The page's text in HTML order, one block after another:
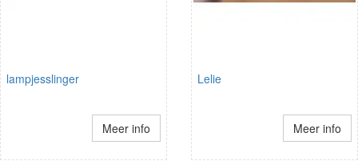
lampjesslinger
Meer info
Lelie
Meer info